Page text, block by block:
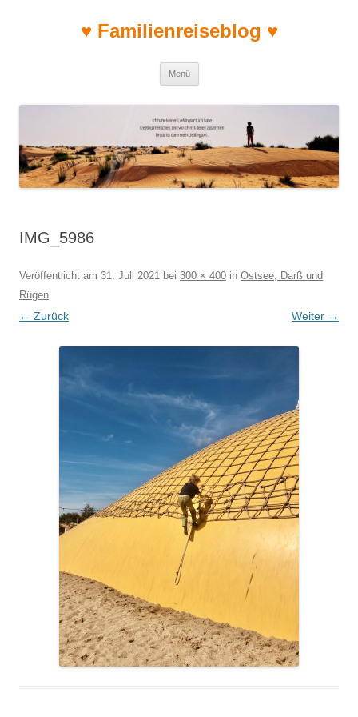
♥ Familienreiseblog ♥
Menü
IMG_5986
Veröffentlicht am 31. Juli 2021 bei 300 × 400 in Ostsee, Darß und
Rügen.
← Zurück Weiter →